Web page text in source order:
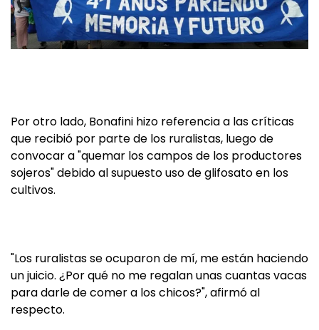
Por otro lado, Bonafini hizo referencia a las críticas
que recibió por parte de los ruralistas, luego de
convocar a "quemar los campos de los productores
sojeros" debido al supuesto uso de glifosato en los
cultivos.
"Los ruralistas se ocuparon de mí, me están haciendo
un juicio. ¿Por qué no me regalan unas cuantas vacas
para darle de comer a los chicos?", afirmó al
respecto.